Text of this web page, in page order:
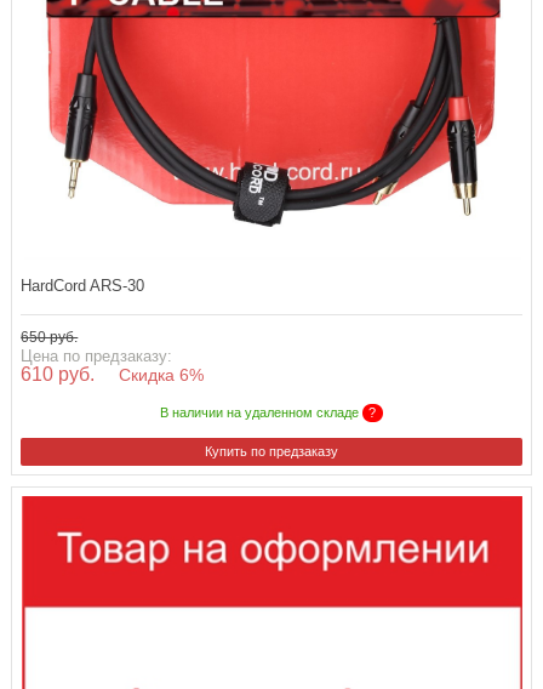
HardCord ARS-30
650 руб.
Цена по предзаказу:
610 руб. Скидка 6%
В наличии на удаленном складе ?
Купить по предзаказу